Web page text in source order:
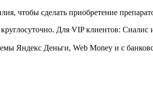
чтобы сделать приобретение
Для VIP клиентов:
Яндекс Деньги, Web Money и с